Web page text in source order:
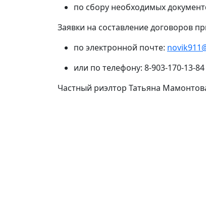
по сбору необходимых
Заявки на составление договоров
по электронной почте:
или по телефону: 8-903-170-13-
Частный риэлтор Татьяна